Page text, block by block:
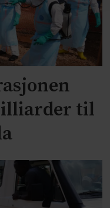
til